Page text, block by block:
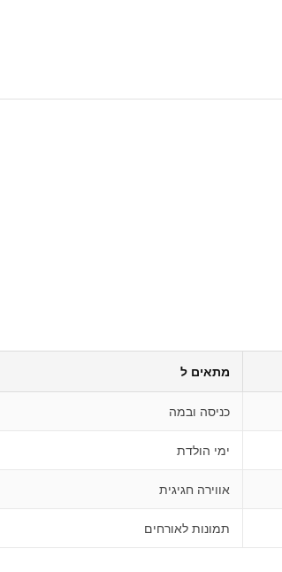
מתאים ל
כניסה ובמה
ימי הולדת
אווירה חגיגית
תמונות לאורחים